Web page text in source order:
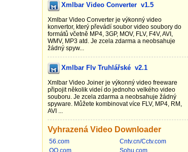
Xmlbar Video Converter v1.5
Xmlbar Video Converter je výkonný video
konvertor, který převádí soubor video soubory do
formátů včetně MP4, 3GP, MOV, FLV, F4V, AVI,
WMV, MP3 atd. Je zcela zdarma a neobsahuje
žádný spyw...
Xmlbar Flv Truhlářské v2.1
Xmlbar Video Joiner je výkonný video freeware
připojit několik videí do jednoho velkého video
souboru. Je zcela zdarma a neobsahuje žádný
spyware. Můžete kombinovat více FLV, MP4, RM,
AVI ...
Vyhrazená Video Downloader
56.com
Cntv.cn/Cctv.com
QQ.com
Sohu.com